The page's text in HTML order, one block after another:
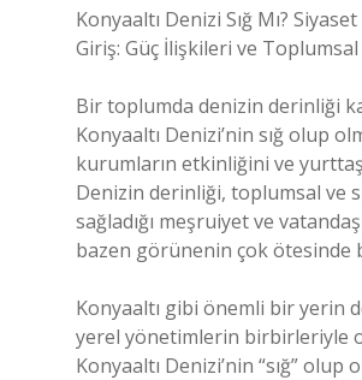
Konyaaltı Denizi Sığ Mı?
Giriş: Güç İlişkileri ve
Bir toplumda denizin derinliği
Konyaaltı Denizi’nin sığ olup
kurumların etkinliğini ve
Denizin derinliği, toplumsal ve
sağladığı meşruiyet ve
bazen görünenin çok ötesinde
Konyaaltı gibi önemli bir yerin
yerel yönetimlerin birbirleriyle
Konyaaltı Denizi’nin “sığ”